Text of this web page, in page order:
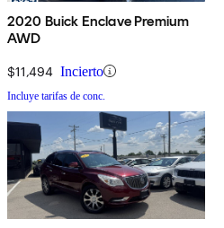
2020 Buick Enclave Premium
AWD
$11,494 Incierto
Incluye tarifas de conc.